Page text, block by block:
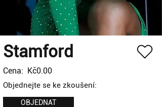
Stamford
Cena: Kč0.00
Objednejte se ke zkoušení:
OBJEDNAT